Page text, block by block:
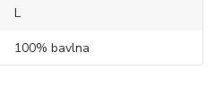
L
100% bavlna